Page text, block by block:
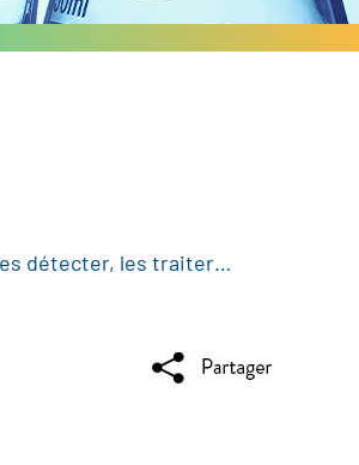
les détecter, les traiter…